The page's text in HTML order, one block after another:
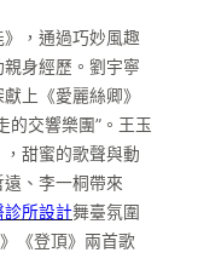
，通過巧妙風趣
身經歷。劉宇寧
上《愛麗絲卿》
的交響樂團”。王玉
甜蜜的歌聲與動
、李一桐帶來
診所設計舞臺氛圍
《登頂》兩首歌